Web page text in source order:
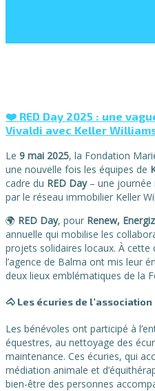
❤️ RED Day 2025 : une
Vivaldi avec Keller
Le 9 mai 2025, la Fondation
une nouvelle fois les équipes de
cadre du RED Day– une journée
par le réseau immobilier Keller
🌍 RED Day, pour Renew,
annuelle qui mobilise les
projets solidaires locaux. À cette
l’agence de Balma ont mis leur
deux lieux emblématiques de la
🐴 Les écuries de l’association
Les bénévoles ont participé à
équestres, au nettoyage des
maintenance. Ces écuries, qui
médiation animale et
bien-être des personnes